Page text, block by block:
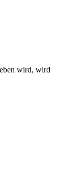
wird, wird